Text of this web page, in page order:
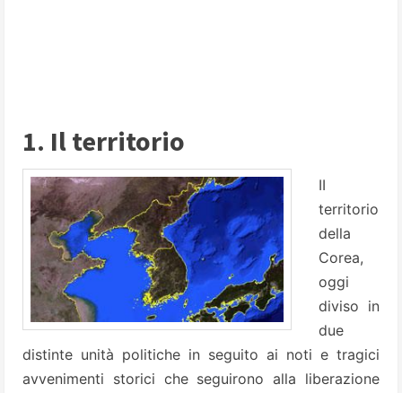
1. Il territorio
II
territorio
della
Corea,
oggi
diviso in
due
distinte unità politiche in seguito ai noti e tragici
avvenimenti storici che seguirono alla liberazione